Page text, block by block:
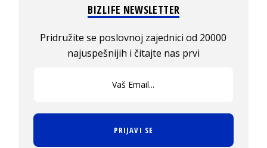
BIZLIFE NEWSLETTER
Pridružite se poslovnoj zajednici od 20000
najuspešnijih i čitajte nas prvi
PRIJAVI SE